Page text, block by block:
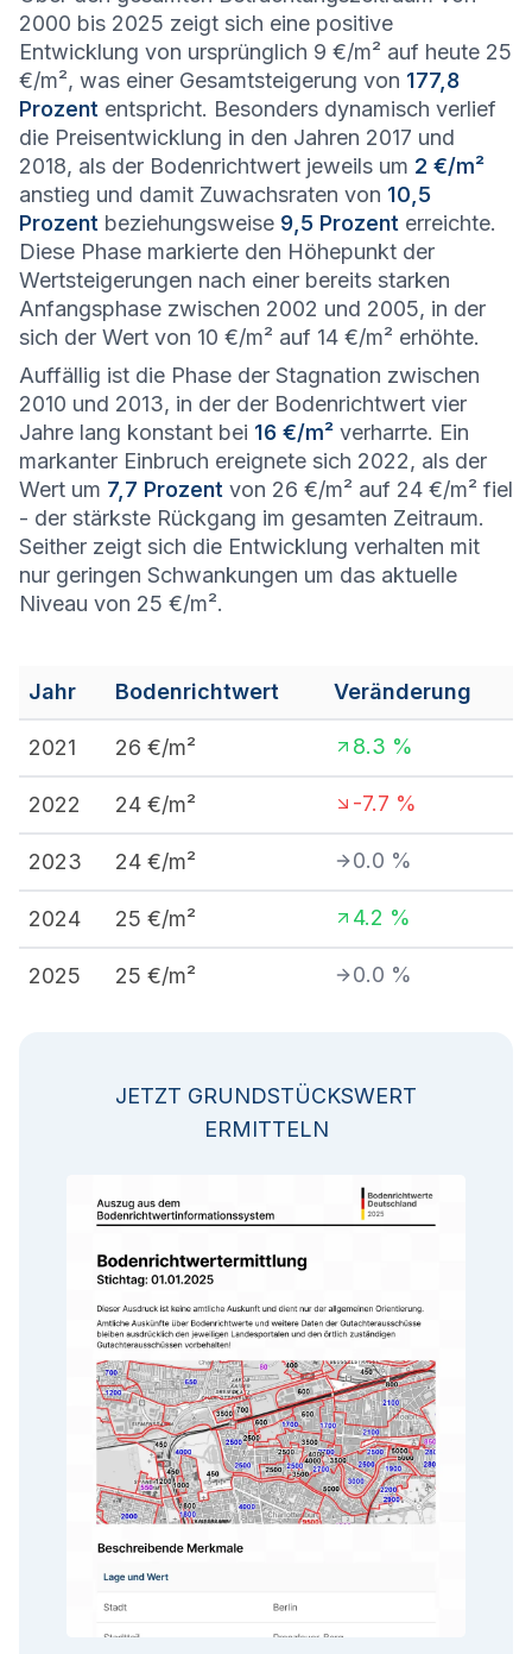
2000 bis 2025 zeigt sich eine positive
Entwicklung von ursprünglich 9 €/m² auf heute 25
€/m², was einer Gesamtsteigerung von 177,8
Prozent entspricht. Besonders dynamisch verlief
die Preisentwicklung in den Jahren 2017 und
2018, als der Bodenrichtwert jeweils um 2 €/m²
anstieg und damit Zuwachsraten von 10,5
Prozent beziehungsweise 9,5 Prozent erreichte.
Diese Phase markierte den Höhepunkt der
Wertsteigerungen nach einer bereits starken
Anfangsphase zwischen 2002 und 2005, in der
sich der Wert von 10 €/m² auf 14 €/m² erhöhte.
Auffällig ist die Phase der Stagnation zwischen
2010 und 2013, in der der Bodenrichtwert vier
Jahre lang konstant bei 16 €/m² verharrte. Ein
markanter Einbruch ereignete sich 2022, als der
Wert um 7,7 Prozent von 26 €/m² auf 24 €/m² fiel
- der stärkste Rückgang im gesamten Zeitraum.
Seither zeigt sich die Entwicklung verhalten mit
nur geringen Schwankungen um das aktuelle
Niveau von 25 €/m².
Jahr Bodenrichtwert Veränderung
2021 26 €/m² 8.3 %
2022 24 €/m² -7.7 %
2023 24 €/m² 0.0 %
2024 25 €/m² 4.2 %
2025 25 €/m² 0.0 %
JETZT GRUNDSTÜCKSWERT
ERMITTELN